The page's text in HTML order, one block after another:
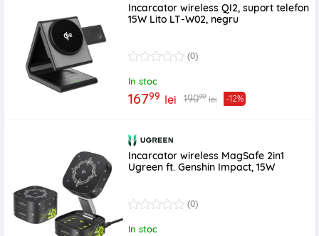
Incarcator wireless QI2, suport telefon
15W Lito LT-W02, negru
(0)
In stoc
16799 lei 19099 lei -12%
Incarcator wireless MagSafe 2in1
Ugreen ft. Genshin Impact, 15W
(0)
In stoc